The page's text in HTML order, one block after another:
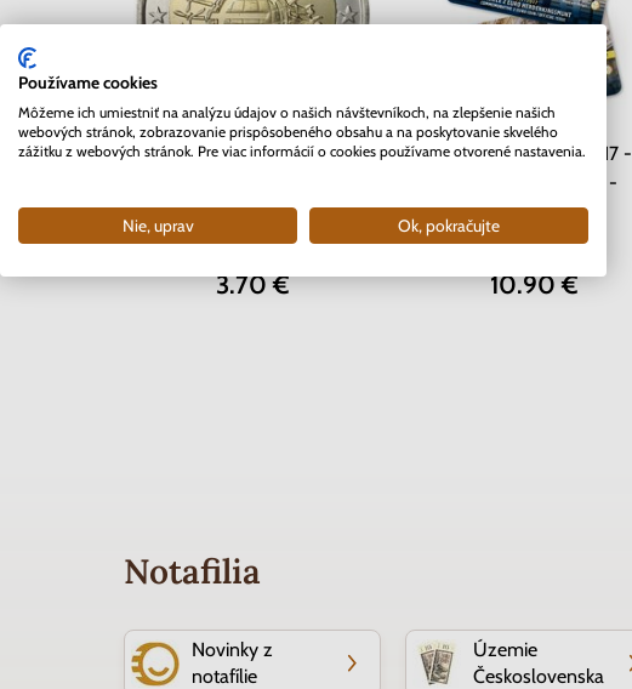
Skladom
3.70 €
2 EURO Belgicko 2017 -
Univerzita v Gente -
coincard
Skladom
10.90 €
Notafilia
Novinky z
notafílie
Územie
Československa
Používame cookies
Môžeme ich umiestniť na analýzu údajov o našich návštevníkoch, na zlepšenie našich
webových stránok, zobrazovanie prispôsobeného obsahu a na poskytovanie skvelého
zážitku z webových stránok. Pre viac informácií o cookies používame otvorené nastavenia.
Nie, uprav Ok, pokračujte